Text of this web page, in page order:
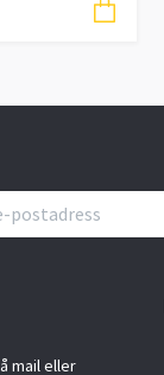
mail eller